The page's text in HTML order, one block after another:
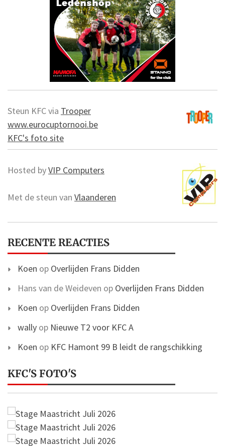
Steun KFC via Trooper
www.eurocuptornooi.be
KFC's foto site
Hosted byVIP Computers
Met de steun van Vlaanderen
RECENTE REACTIES
Koen op Overlijden Frans Didden
Hans van de Weideven op Overlijden Frans Didden
Koen op Overlijden Frans Didden
wally op Nieuwe T2 voor KFC A
Koen op KFC Hamont 99 B leidt de rangschikking
KFC'S FOTO'S